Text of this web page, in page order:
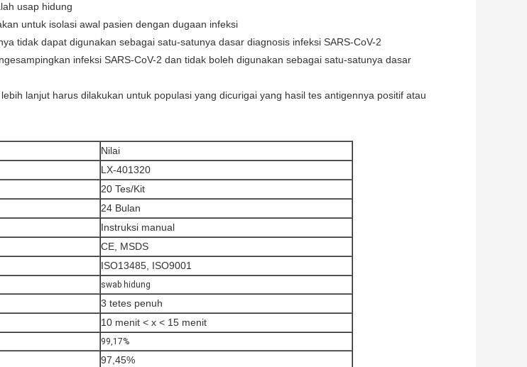
usap hidung
untuk isolasi awal pasien dengan dugaan infeksi
tidak dapat digunakan sebagai satu-satunya dasar diagnosis infeksi SARS-CoV-2
infeksi SARS-CoV-2 dan tidak boleh digunakan sebagai satu-satunya dasar
lanjut harus dilakukan untuk populasi yang dicurigai yang hasil tes antigennya positif atau
Nilai
LX-401320
20 Tes/Kit
24 Bulan
Instruksi manual
CE, MSDS
ISO13485, ISO9001
swab hidung
3 tetes penuh
10 menit < x < 15 menit
99,17%
97,45%